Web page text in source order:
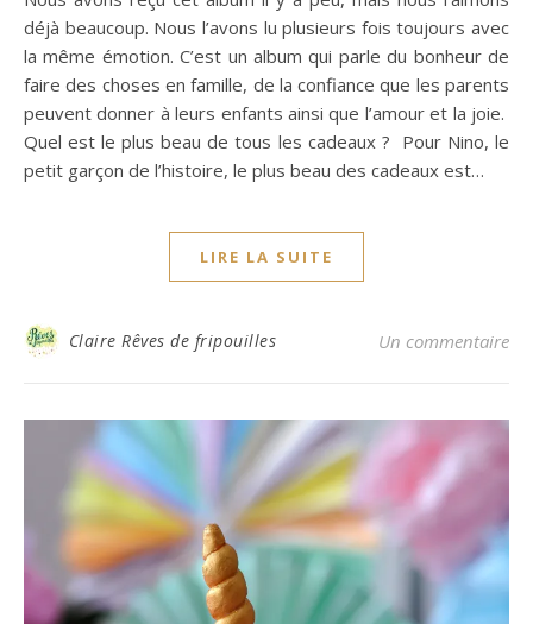
déjà beaucoup. Nous l’avons lu plusieurs fois toujours avec
la même émotion. C’est un album qui parle du bonheur de
faire des choses en famille, de la confiance que les parents
peuvent donner à leurs enfants ainsi que l’amour et la joie.
Quel est le plus beau de tous les cadeaux ? Pour Nino, le
petit garçon de l’histoire, le plus beau des cadeaux est…
LIRE LA SUITE
Claire Rêves de fripouilles Un commentaire